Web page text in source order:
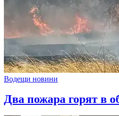
Водещи новини
Два пожара горят в